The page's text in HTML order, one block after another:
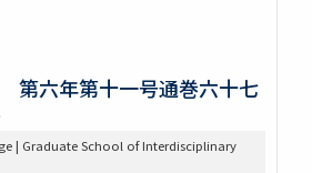
第六年第十一号通巻六十七
| Graduate School of Interdisciplinary